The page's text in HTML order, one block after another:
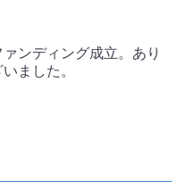
ンディング成立。あり
ました。